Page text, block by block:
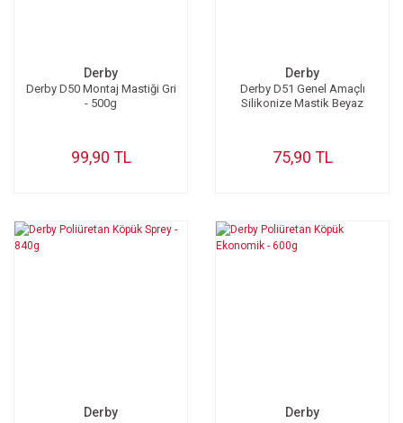
Derby
Derby D50 Montaj Mastiği Gri
- 500g
99,90 TL
Derby
Derby D51 Genel Amaçlı
Silikonize Mastik Beyaz
75,90 TL
Derby Derby